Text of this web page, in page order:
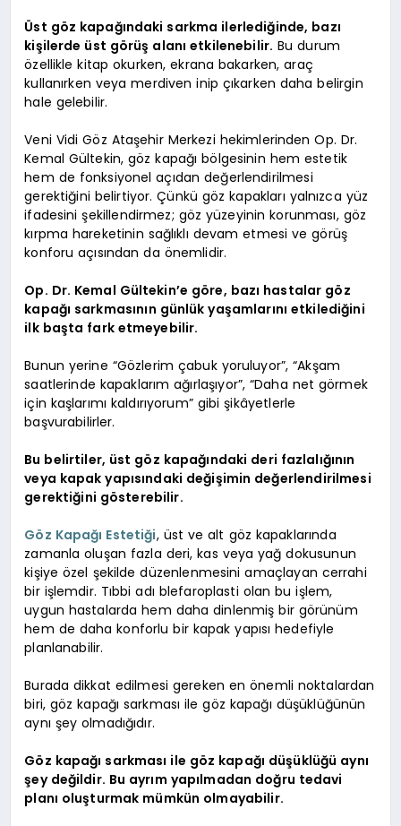
Üst göz kapağındaki sarkma ilerlediğinde, bazı
kişilerde üst görüş alanı etkilenebilir. Bu durum
özellikle kitap okurken, ekrana bakarken, araç
kullanırken veya merdiven inip çıkarken daha belirgin
hale gelebilir.
Veni Vidi Göz Ataşehir Merkezi hekimlerinden Op. Dr.
Kemal Gültekin, göz kapağı bölgesinin hem estetik
hem de fonksiyonel açıdan değerlendirilmesi
gerektiğini belirtiyor. Çünkü göz kapakları yalnızca yüz
ifadesini şekillendirmez; göz yüzeyinin korunması, göz
kırpma hareketinin sağlıklı devam etmesi ve görüş
konforu açısından da önemlidir.
Op. Dr. Kemal Gültekin’e göre, bazı hastalar göz
kapağı sarkmasının günlük yaşamlarını etkilediğini
ilk başta fark etmeyebilir.
Bunun yerine “Gözlerim çabuk yoruluyor”, “Akşam
saatlerinde kapaklarım ağırlaşıyor”, “Daha net görmek
için kaşlarımı kaldırıyorum” gibi şikâyetlerle
başvurabilirler.
Bu belirtiler, üst göz kapağındaki deri fazlalığının
veya kapak yapısındaki değişimin değerlendirilmesi
gerektiğini gösterebilir.
Göz Kapağı Estetiği, üst ve alt göz kapaklarında
zamanla oluşan fazla deri, kas veya yağ dokusunun
kişiye özel şekilde düzenlenmesini amaçlayan cerrahi
bir işlemdir. Tıbbi adı blefaroplasti olan bu işlem,
uygun hastalarda hem daha dinlenmiş bir görünüm
hem de daha konforlu bir kapak yapısı hedefiyle
planlanabilir.
Burada dikkat edilmesi gereken en önemli noktalardan
biri, göz kapağı sarkması ile göz kapağı düşüklüğünün
aynı şey olmadığıdır.
Göz kapağı sarkması ile göz kapağı düşüklüğü aynı
şey değildir. Bu ayrım yapılmadan doğru tedavi
planı oluşturmak mümkün olmayabilir.